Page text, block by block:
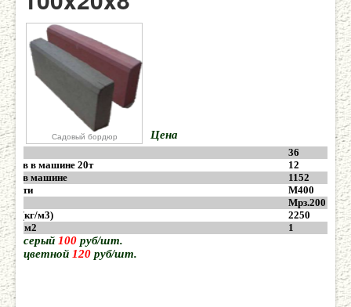
Садовый бордюр
36
в машине 20т
12
в машине
1152
М400
Мрз.200
(кг/м3)
2250
в 1м2
1
Цена
серый 100 руб/шт.
цветной 120 руб/шт.